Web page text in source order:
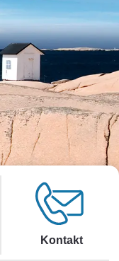
öppnas i nytt
till annanKontakt